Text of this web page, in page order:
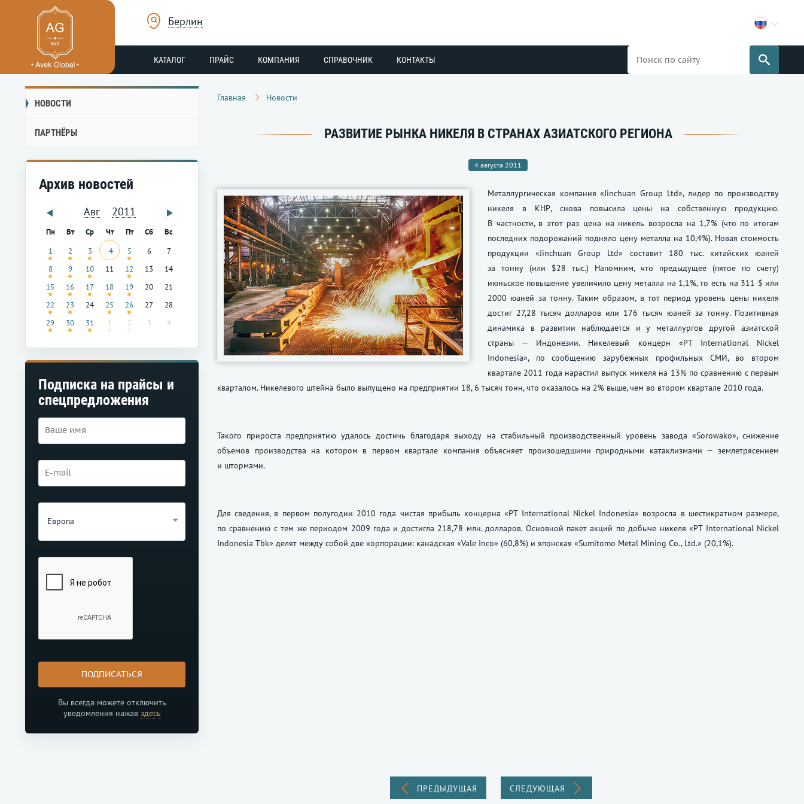
Берлин
КАТАЛОГ ПРАЙС КОМПАНИЯ СПРАВОЧНИК КОНТАКТЫ
НОВОСТИ
ПАРТНЁРЫ
Архив новостей
Авг 2011
Пн Вт Ср Чт Пт Сб
Вс
1
2 3 4 5 6
7
8
9 10 11 12 13
14
15
16 17 18 19 20
21
22
23 24 25 26 27
28
29
30 31 1 2 3 4
Подписка на прайсы и
спецпредложения
Европа
ПОДПИСАТЬСЯ
Вы всегда можете отключить
уведомления нажав здесь
Главная Новости
РАЗВИТИЕ РЫНКА НИКЕЛЯ В СТРАНАХ АЗИАТСКОГО РЕГИОНА
4 августа 2011
Металлургическая компания «Jinchuan Group Ltd», лидер по производству
никеля в КНР, снова повысила цены на собственную продукцию.
В частности, в этот раз цена на никель возросла на 1,7% (что по итогам
последних подорожаний подняло цену металла на 10,4%). Новая стоимость
продукции «Jinchuan Group Ltd» составит 180 тыс. китайских юаней
за тонну (или $28 тыс.) Напомним, что предыдущее (пятое по счету)
июньское повышение увеличило цену металла на 1,1%, то есть на 311 $ или
2000 юаней за тонну. Таким образом, в тот период уровень цены никеля
достиг 27,28 тысяч долларов или 176 тысяч юаней за тонну. Позитивная
динамика в развитии наблюдается и у металлургов другой азиатской
страны — Индонезии. Никелевый концерн «PT International Nickel
Indonesia», по сообщению зарубежных профильных СМИ, во втором
квартале 2011 года нарастил выпуск никеля на 13% по сравнению с первым
кварталом. Никелевого штейна было выпущено на предприятии 18, 6 тысяч тонн, что оказалось на 2% выше, чем во втором квартале 2010 года.
Такого прироста предприятию удалось достичь благодаря выходу на стабильный производственный уровень завода «Sorowako», снижение
объемов производства на котором в первом квартале компания объясняет произошедшими природными катаклизмами — землетрясением
и штормами.
Для сведения, в первом полугодии 2010 года чистая прибыль концерна «PT International Nickel Indonesia» возросла в шестикратном размере,
по сравнению с тем же периодом 2009 года и достигла 218,78 млн. долларов. Основной пакет акций по добыче никеля «PT International Nickel
Indonesia Tbk» делят между собой две корпорации: канадская «Vale Inco» (60,8%) и японская «Sumitomo Metal Mining Co., Ltd.» (20,1%).
ПРЕДЫДУЩАЯ СЛЕДУЮЩАЯ